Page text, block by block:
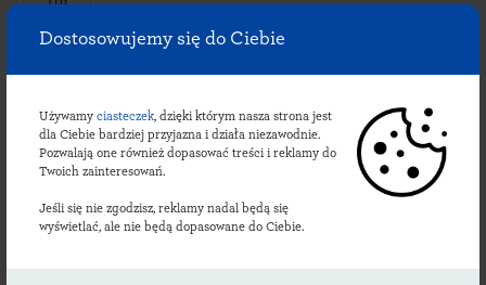
Dostosowujemy się do Ciebie
Używamy ciasteczek, dzięki którym nasza strona jest
dla Ciebie bardziej przyjazna i działa niezawodnie.
Pozwalają one również dopasować treści i reklamy do
Twoich zainteresowań.
Jeśli się nie zgodzisz, reklamy nadal będą się
wyświetlać, ale nie będą dopasowane do Ciebie.
UP
ul. ul.
98358
Kiełczygłów,
Dostępność
i usługi:
dni
07:45-